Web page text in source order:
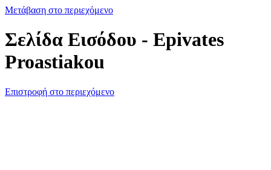
Μετάβαση στο περιεχόμενο
Σελίδα Εισόδου - Epivates
Proastiakou
Επιστροφή στο περιεχόμενο